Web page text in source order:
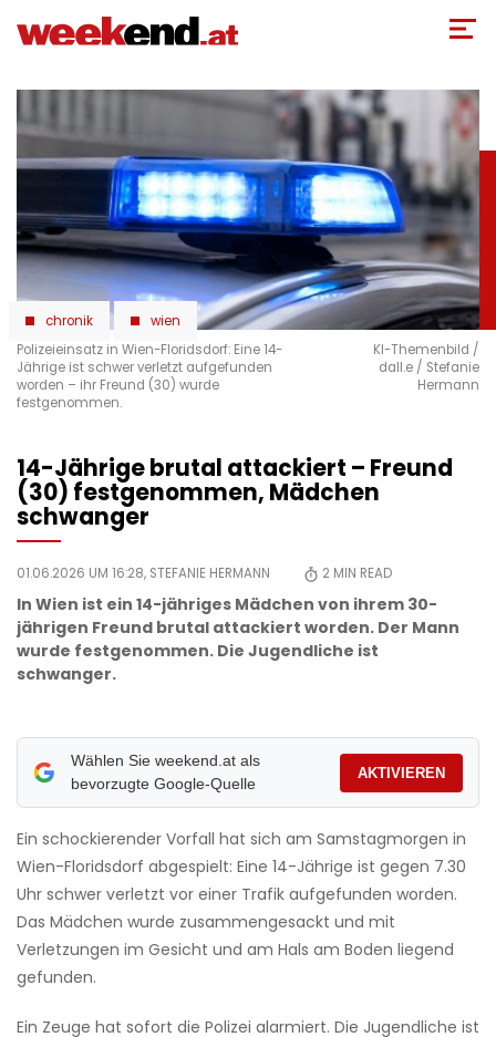
zum
chronik
wien
Polizeieinsatz in Wien-Floridsdorf: Eine 14-
Jährige ist schwer verletzt aufgefunden
worden – ihr Freund (30) wurde
festgenommen.
KI-Themenbild /
dall.e / Stefanie
Hermann
14-Jährige brutal attackiert – Freund
(30) festgenommen, Mädchen
schwanger
01.06.2026 UM 16:28, STEFANIE HERMANN 2 MIN READ
In Wien ist ein 14-jähriges Mädchen von ihrem 30-
jährigen Freund brutal attackiert worden. Der Mann
wurde festgenommen. Die Jugendliche ist
schwanger.
Wählen Sie weekend.at als
bevorzugte Google-Quelle
AKTIVIEREN
Ein schockierender Vorfall hat sich am Samstagmorgen in
Wien-Floridsdorf abgespielt: Eine 14-Jährige ist gegen 7.30
Uhr schwer verletzt vor einer Trafik aufgefunden worden.
Das Mädchen wurde zusammengesackt und mit
Verletzungen im Gesicht und am Hals am Boden liegend
gefunden.
Ein Zeuge hat sofort die Polizei alarmiert. Die Jugendliche ist